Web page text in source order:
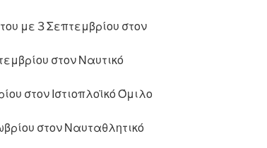
με 3 Σεπτεμβρίου στον
στον Ναυτικό
στον Ιστιοπλοϊκό Όμιλο
στον Ναυταθλητικό